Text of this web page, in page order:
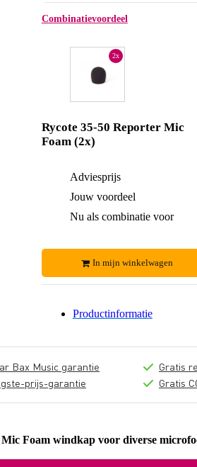
Combinatievoordeel
2x
Rycote 35-50 Reporter Mic
Foam (2x)
Adviesprijs
Jouw voordeel
Nu als combinatie voor
In mijn winkelwagen
Productinformatie
Bax Music garantie
prijs-garantie
Gratis
Gratis
Foam windkap voor diverse